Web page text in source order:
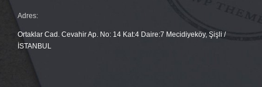
Adres:
Ortaklar Cad. Cevahir Ap. No: 14 Kat:4 Daire:7 Mecidiyeköy, Şişli /
İSTANBUL